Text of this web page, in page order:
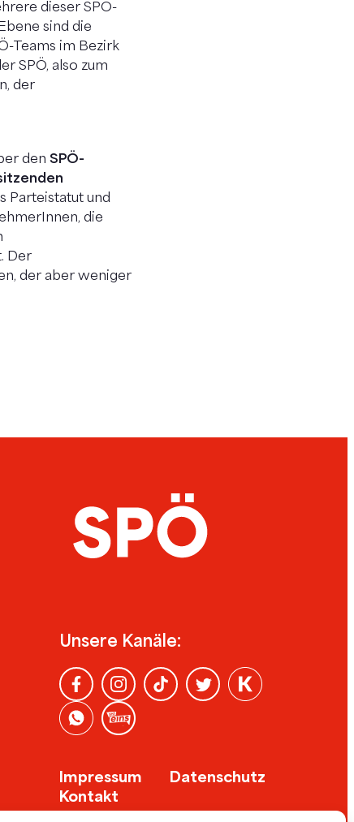
dieser SPÖ-
sind die
Teams im Bezirk
SPÖ, also zum
der
den SPÖ-
Parteistatut und
die
Der
der aber weniger
Unsere Kanäle:
Impressum
Datenschutz
Kontakt